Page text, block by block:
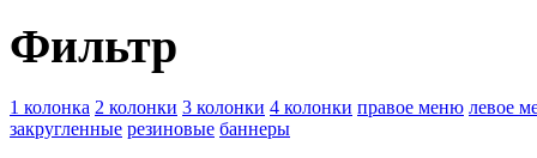
Фильтр
1 колонка 2 колонки 3 колонки 4 колонки правое меню левое
закругленные резиновые баннеры